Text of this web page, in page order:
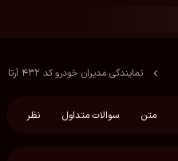
نمایندگی مدیران خودرو کد ۴۳۲ آرتا خودرو کاظمیان - نورآباد دادگستری
متن سوالات متداول نظر